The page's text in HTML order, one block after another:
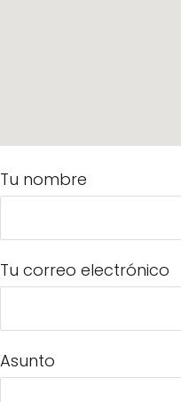
Tu nombre
Tu correo electrónico
Asunto